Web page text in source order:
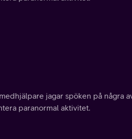
jagar spöken på några
paranormal aktivitet.